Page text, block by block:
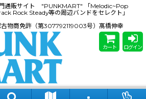
通販サイト "PUNKMART" 「Melodic~Pop
Rock Steady等の周辺バンドをセレクト」
物商免許（第307792119003号）髙橋伸幸
カート ログイン